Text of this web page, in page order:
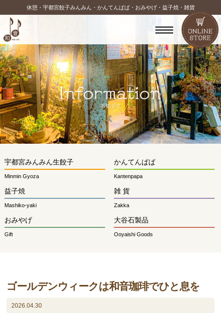
休憩・宇都宮餃子みんみん・かんてんぱぱ・おみやげ・益子焼・雑貨
宇都宮みんみん生餃子
Minmin Gyoza
かんてんぱぱ
Kantenpapa
益子焼
Mashiko-yaki
雑 貨
Zakka
おみやげ
Gift
大谷石製品
Ooyaishi Goods
ゴールデンウィークは和音珈琲でひと息を
2026.04.30